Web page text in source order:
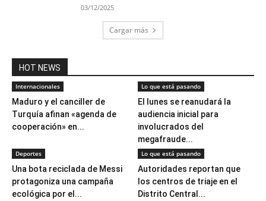
03/12/2025
Cargar más
HOT NEWS
Internacionales
Maduro y el canciller de
Turquía afinan «agenda de
cooperación» en...
Lo que está pasando
El lunes se reanudará la
audiencia inicial para
involucrados del
megafraude...
Deportes
Una bota reciclada de Messi
protagoniza una campaña
ecológica por el...
Lo que está pasando
Autoridades reportan que
los centros de triaje en el
Distrito Central...